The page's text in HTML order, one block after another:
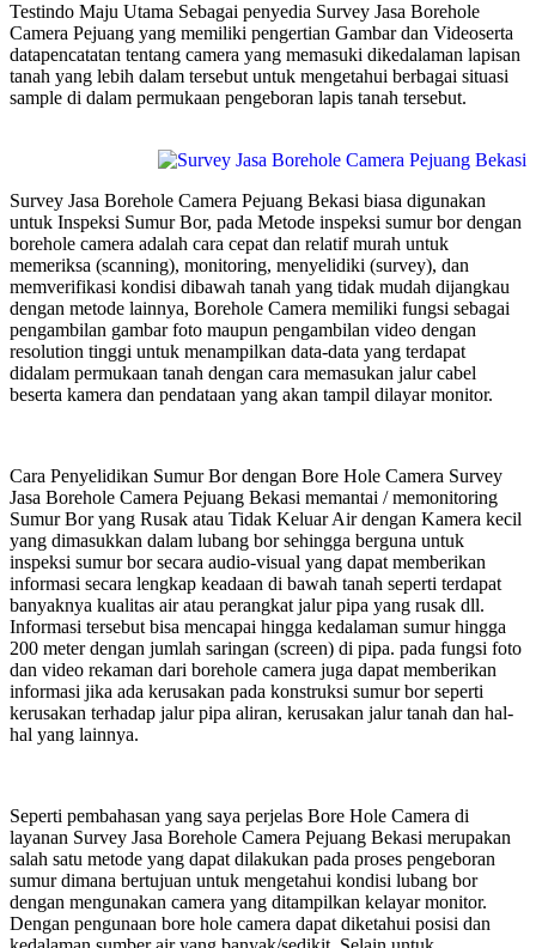
Testindo Maju Utama Sebagai penyedia Survey Jasa Borehole
Camera Pejuang yang memiliki pengertian Gambar dan Videoserta
datapencatatan tentang camera yang memasuki dikedalaman lapisan
tanah yang lebih dalam tersebut untuk mengetahui berbagai situasi
sample di dalam permukaan pengeboran lapis tanah tersebut.
Survey Jasa Borehole Camera Pejuang Bekasi biasa digunakan
untuk Inspeksi Sumur Bor, pada Metode inspeksi sumur bor dengan
borehole camera adalah cara cepat dan relatif murah untuk
memeriksa (scanning), monitoring, menyelidiki (survey), dan
memverifikasi kondisi dibawah tanah yang tidak mudah dijangkau
dengan metode lainnya, Borehole Camera memiliki fungsi sebagai
pengambilan gambar foto maupun pengambilan video dengan
resolution tinggi untuk menampilkan data-data yang terdapat
didalam permukaan tanah dengan cara memasukan jalur cabel
beserta kamera dan pendataan yang akan tampil dilayar monitor.
Cara Penyelidikan Sumur Bor dengan Bore Hole Camera Survey
Jasa Borehole Camera Pejuang Bekasi memantai / memonitoring
Sumur Bor yang Rusak atau Tidak Keluar Air dengan Kamera kecil
yang dimasukkan dalam lubang bor sehingga berguna untuk
inspeksi sumur bor secara audio-visual yang dapat memberikan
informasi secara lengkap keadaan di bawah tanah seperti terdapat
banyaknya kualitas air atau perangkat jalur pipa yang rusak dll.
Informasi tersebut bisa mencapai hingga kedalaman sumur hingga
200 meter dengan jumlah saringan (screen) di pipa. pada fungsi foto
dan video rekaman dari borehole camera juga dapat memberikan
informasi jika ada kerusakan pada konstruksi sumur bor seperti
kerusakan terhadap jalur pipa aliran, kerusakan jalur tanah dan hal-
hal yang lainnya.
Seperti pembahasan yang saya perjelas Bore Hole Camera di
layanan Survey Jasa Borehole Camera Pejuang Bekasi merupakan
salah satu metode yang dapat dilakukan pada proses pengeboran
sumur dimana bertujuan untuk mengetahui kondisi lubang bor
dengan mengunakan camera yang ditampilkan kelayar monitor.
Dengan pengunaan bore hole camera dapat diketahui posisi dan